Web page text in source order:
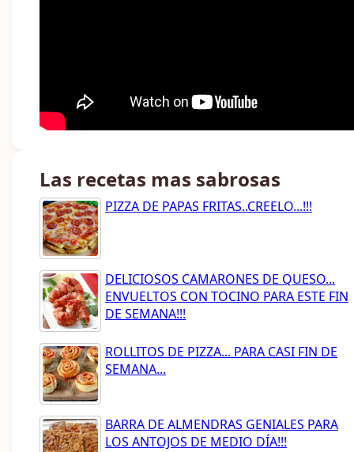
Las recetas mas sabrosas
PIZZA DE PAPAS FRITAS..CREELO...!!!
DELICIOSOS CAMARONES DE QUESO...
ENVUELTOS CON TOCINO PARA ESTE FIN
DE SEMANA!!!
ROLLITOS DE PIZZA... PARA CASI FIN DE
SEMANA...
BARRA DE ALMENDRAS GENIALES PARA
LOS ANTOJOS DE MEDIO DÍA!!!